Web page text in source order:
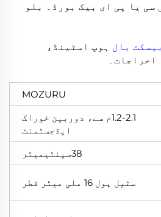
سی یا پی ای بیک بورڈ۔ بلو
بیسکٹ بال ہوپ اسٹینڈ،
اخراجات۔
MOZURU
1.2-2.1م سے، دوربین خوراک
ایڈجسٹمنٹ
38سینٹیمیٹر
سٹیل پول 16 ملی میٹر قطر